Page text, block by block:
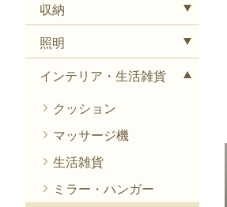
収納
照明
インテリア・生活雑貨
クッション
マッサージ機
生活雑貨
ミラー・ハンガー